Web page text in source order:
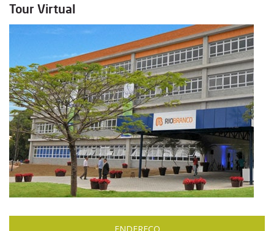
Tour Virtual